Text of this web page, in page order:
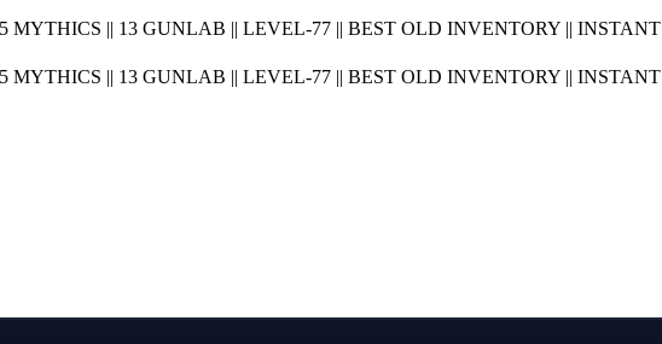
|| 13 GUNLAB || LEVEL-77 || BEST OLD INVENTORY || INSTANT
|| 13 GUNLAB || LEVEL-77 || BEST OLD INVENTORY || INSTANT